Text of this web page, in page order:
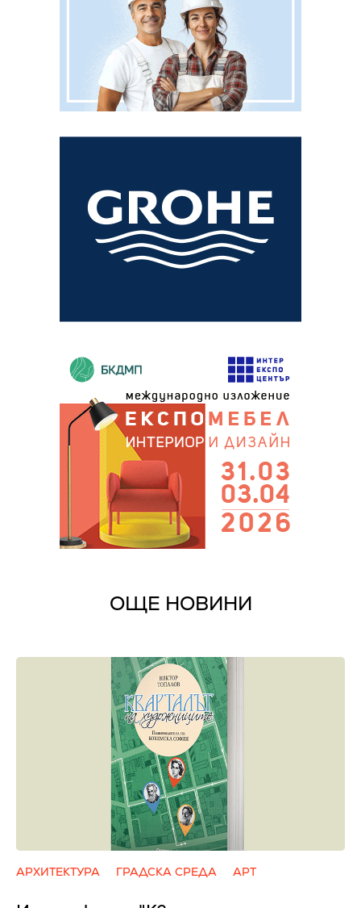
ОЩЕ НОВИНИ
АРХИТЕКТУРА ГРАДСКА СРЕДА АРТ